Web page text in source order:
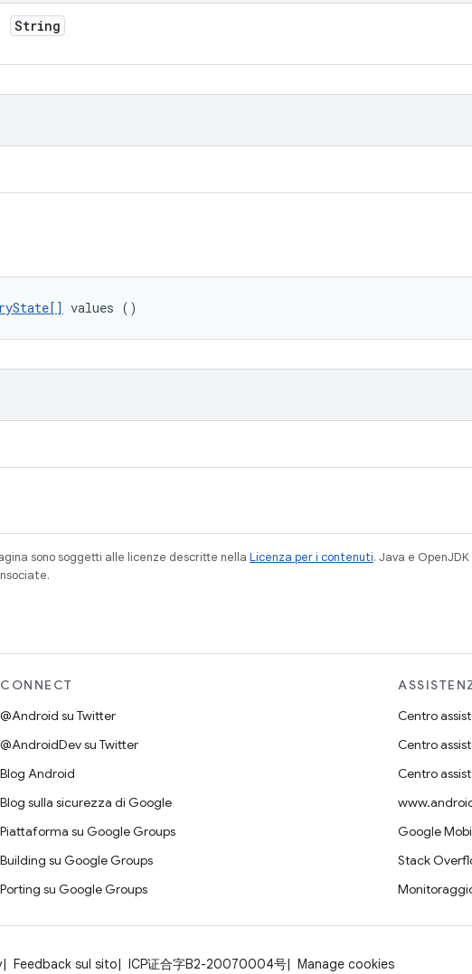
String
values ()
sono soggetti alle licenze descritte nella Licenza per i contenuti. Java e
CONNECT
@Android su Twitter
@AndroidDev su Twitter
Blog Android
Blog sulla sicurezza di Google
Piattaforma su Google Groups
Building su Google Groups
Porting su Google Groups
Centro
Centro
Centro
Google
Stack
Feedback sul sito ICP证合字B2-20070004号 Manage cookies